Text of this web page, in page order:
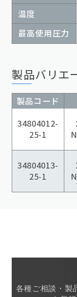
温度
最高使用圧力
製品バリエ
製品コード
34804012-
25-1
34804013-
25-1
各種ご相談・製